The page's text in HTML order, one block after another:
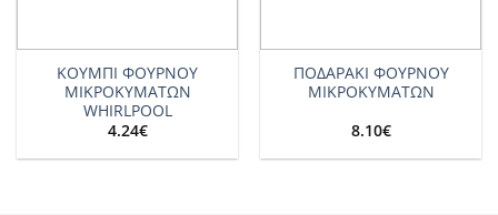
ΚΟΥΜΠΙ ΦΟΥΡΝΟΥ
ΜΙΚΡΟΚΥΜΑΤΩΝ
WHIRLPOOL
4.24€
ΠΟΔΑΡΑΚΙ ΦΟΥΡΝΟΥ
ΜΙΚΡΟΚΥΜΑΤΩΝ
8.10€